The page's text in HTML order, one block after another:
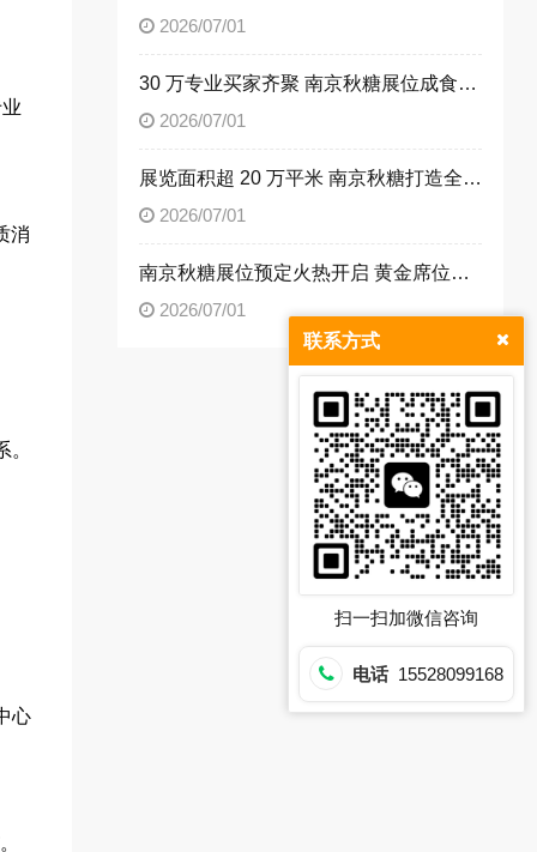
消
心
2026/07/01
30 万专业买家齐聚 南京秋糖展位成食饮企业招商首选阵地
2026/07/01
展览面积超 20 万平米 南京秋糖打造全品类食饮商贸平台
2026/07/01
南京秋糖展位预定火热开启 黄金席位抢占行业发展先机
2026/07/01
联系方式
扫一扫加微信咨询
电话 15528099168